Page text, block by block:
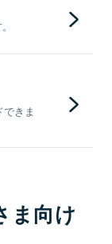
きま
ま向け